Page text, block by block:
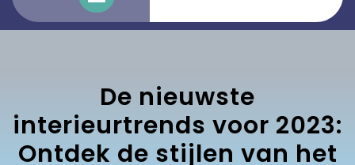
De nieuwste
interieurtrends voor 2023:
Ontdek de stijlen van het